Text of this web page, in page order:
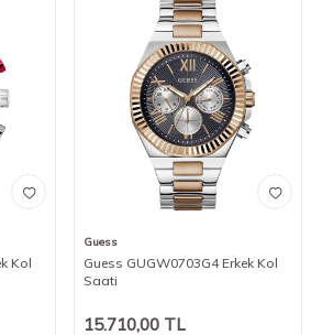
Kol
Guess
Guess GUGW0703G4 Erkek Kol
Saati
15.710,00 TL